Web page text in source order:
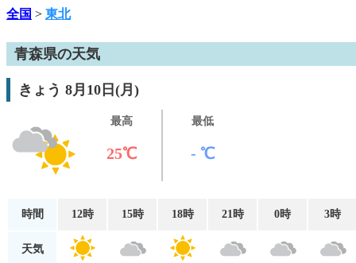
全国 > 東北
青森県の天気
きょう 8月10日(月)
最高
25℃
最低
- ℃
時間 12時 15時 18時 21時 0時 3時
天気